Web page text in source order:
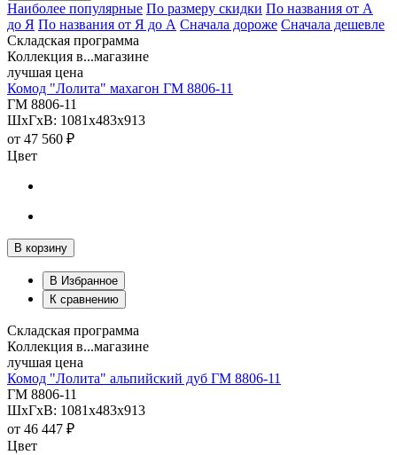
Наиболее популярные По размеру скидки По названия от А
до Я По названия от Я до А Сначала дороже Сначала дешевле
Складская программа
Коллекция в...магазине
лучшая цена
Комод "Лолита" махагон ГМ 8806-11
ГМ 8806-11
ШхГхВ: 1081х483х913
от 47 560 ₽
Цвет
В корзину
В Избранное
К сравнению
Складская программа
Коллекция в...магазине
лучшая цена
Комод "Лолита" альпийский дуб ГМ 8806-11
ГМ 8806-11
ШхГхВ: 1081х483х913
от 46 447 ₽
Цвет